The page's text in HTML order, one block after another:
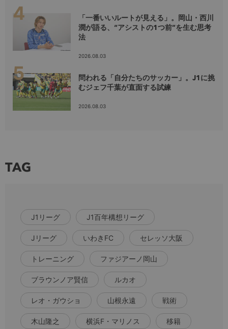
「一番いいルートが見える」。岡山・西川
潤が語る、“アシストの1つ前”を生む思考
法
2026.08.03
問われる「自分たちのサッカー」。J1に挑
むジェフ千葉が直面する試練
2026.08.03
TAG
J1リーグ J1百年構想リーグ
Jリーグ いわきFC セレッソ大阪
トレーニング ファジアーノ岡山
ブラウンノア賢信 ルカオ
レオ・ガウショ 山根永遠 戦術
木山隆之 横浜F・マリノス 移籍